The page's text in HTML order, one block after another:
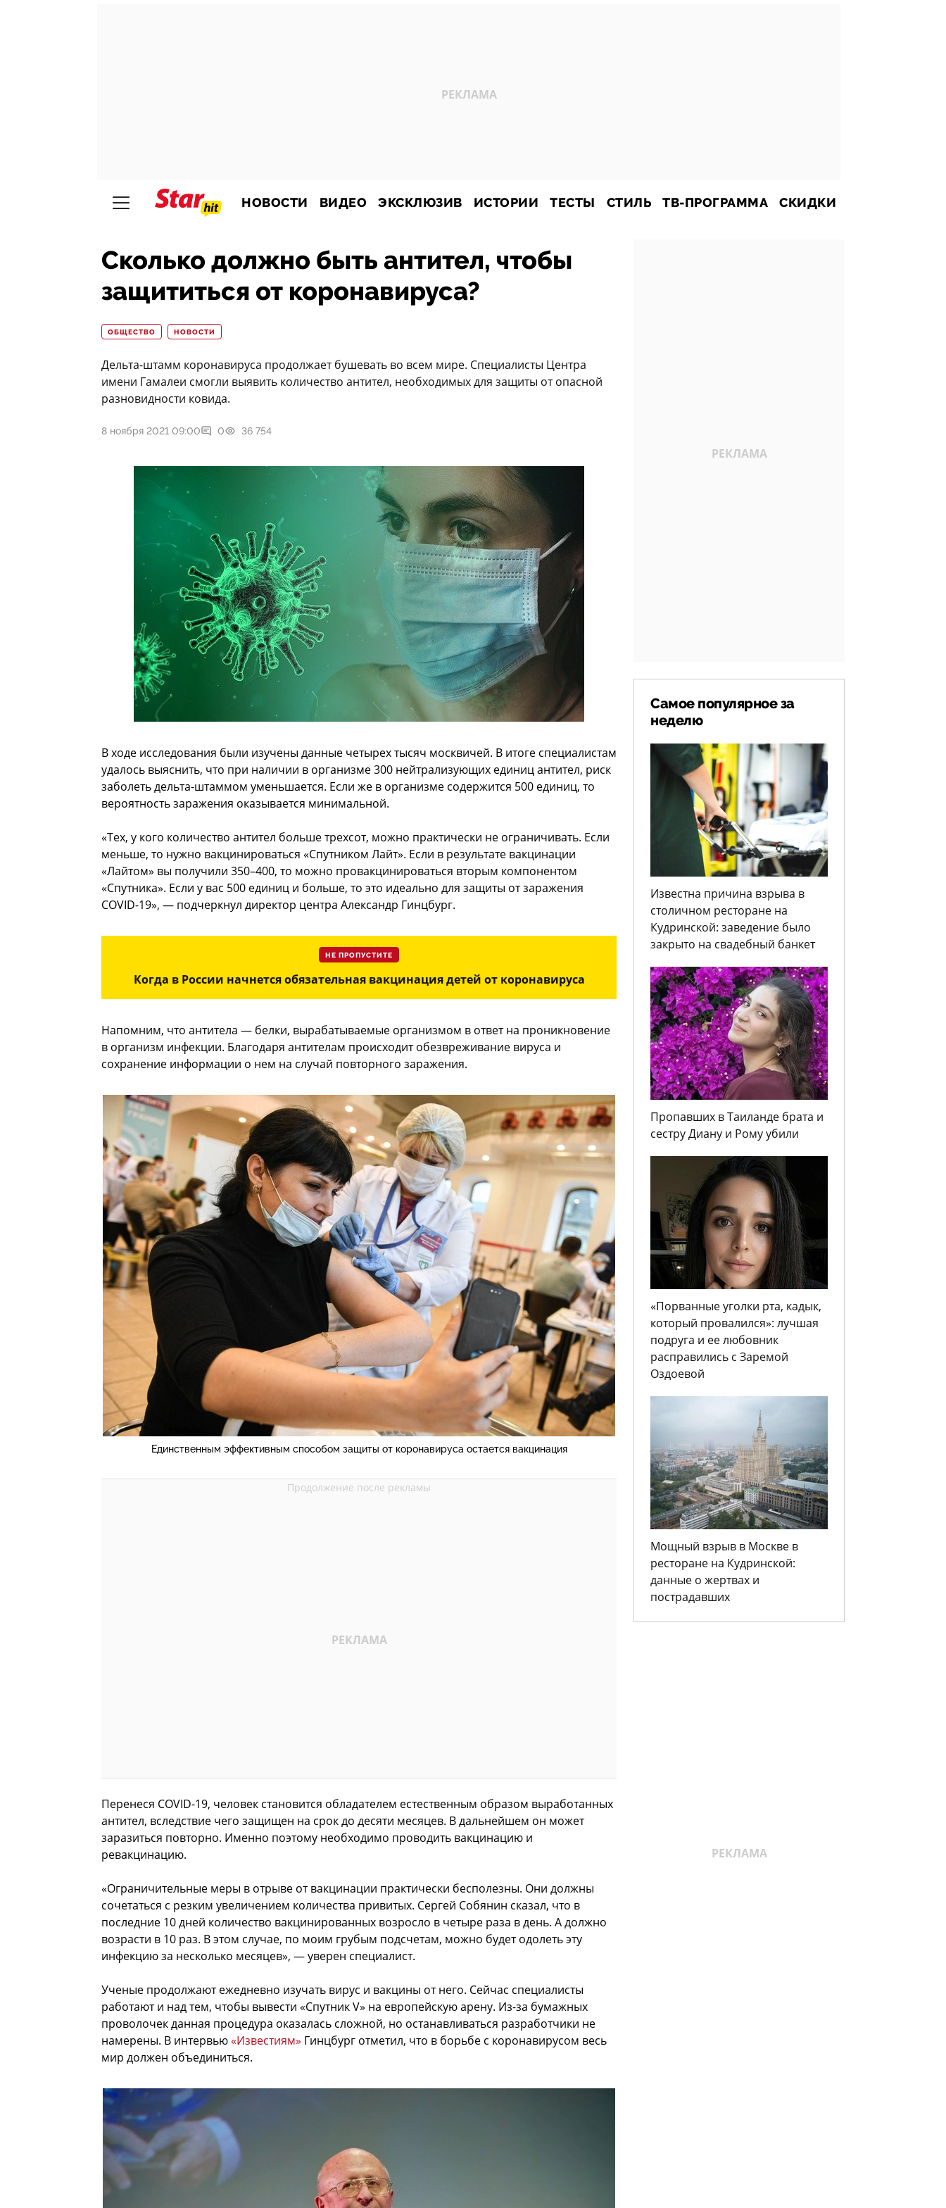
НОВОСТИ ВИДЕО ЭКСКЛЮЗИВ ИСТОРИИ ТЕСТЫ СТИЛЬ ТВ-ПРОГРАММА СКИДКИ
Сколько должно быть антител, чтобы
защититься от коронавируса?
ОБЩЕСТВО НОВОСТИ
Дельта-штамм коронавируса продолжает бушевать во всем мире. Специалисты Центра
имени Гамалеи смогли выявить количество антител, необходимых для защиты от опасной
разновидности ковида.
8 ноября 2021 09:00 0 36 754
В ходе исследования были изучены данные четырех тысяч москвичей. В итоге специалистам
удалось выяснить, что при наличии в организме 300 нейтрализующих единиц антител, риск
заболеть дельта-штаммом уменьшается. Если же в организме содержится 500 единиц, то
вероятность заражения оказывается минимальной.
«Тех, у кого количество антител больше трехсот, можно практически не ограничивать. Если
меньше, то нужно вакцинироваться «Спутником Лайт». Если в результате вакцинации
«Лайтом» вы получили 350–400, то можно провакцинироваться вторым компонентом
«Спутника». Если у вас 500 единиц и больше, то это идеально для защиты от заражения
COVID-19», — подчеркнул директор центра Александр Гинцбург.
НЕ ПРОПУСТИТЕ
Когда в России начнется обязательная вакцинация детей от коронавируса
Напомним, что антитела — белки, вырабатываемые организмом в ответ на проникновение
в организм инфекции. Благодаря антителам происходит обезвреживание вируса и
сохранение информации о нем на случай повторного заражения.
Единственным эффективным способом защиты от коронавируса остается вакцинация
Перенеся COVID-19, человек становится обладателем естественным образом выработанных
антител, вследствие чего защищен на срок до десяти месяцев. В дальнейшем он может
заразиться повторно. Именно поэтому необходимо проводить вакцинацию и
ревакцинацию.
«Ограничительные меры в отрыве от вакцинации практически бесполезны. Они должны
сочетаться с резким увеличением количества привитых. Сергей Собянин сказал, что в
последние 10 дней количество вакцинированных возросло в четыре раза в день. А должно
возрасти в 10 раз. В этом случае, по моим грубым подсчетам, можно будет одолеть эту
инфекцию за несколько месяцев», — уверен специалист.
Ученые продолжают ежедневно изучать вирус и вакцины от него. Сейчас специалисты
работают и над тем, чтобы вывести «Спутник V» на европейскую арену. Из-за бумажных
проволочек данная процедура оказалась сложной, но останавливаться разработчики не
намерены. В интервью«Известиям» Гинцбург отметил, что в борьбе с коронавирусом весь
мир должен объединиться.
Самое популярное за
неделю
Известна причина взрыва в
столичном ресторане на
Кудринской: заведение было
закрыто на свадебный банкет
Пропавших в Таиланде брата и
сестру Диану и Рому убили
«Порванные уголки рта, кадык,
который провалился»: лучшая
подруга и ее любовник
расправились с Заремой
Оздоевой
Мощный взрыв в Москве в
ресторане на Кудринской:
данные о жертвах и
пострадавших